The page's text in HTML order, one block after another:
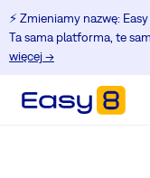
⚡️ Zmieniamy nazwę:
Ta sama platforma, te
więcej →